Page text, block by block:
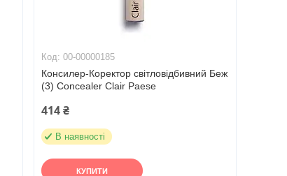
00-00000185
Консилер-Коректор світловідбивний Беж
(3) Concealer Clair Paese
414 ₴
В наявності
КУПИТИ